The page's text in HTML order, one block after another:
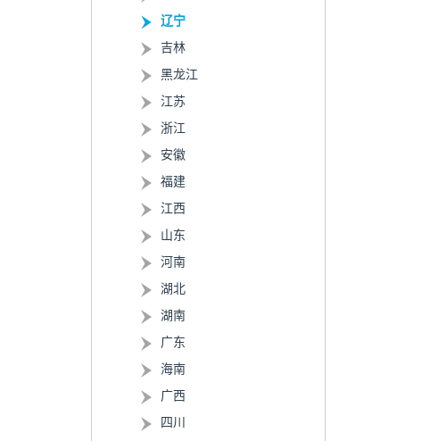
辽宁
吉林
黑龙江
江苏
浙江
安徽
福建
江西
山东
河南
湖北
湖南
广东
海南
广西
四川